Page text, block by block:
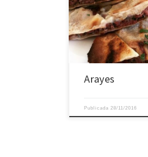
Arayes
Publicada 28/11/2016